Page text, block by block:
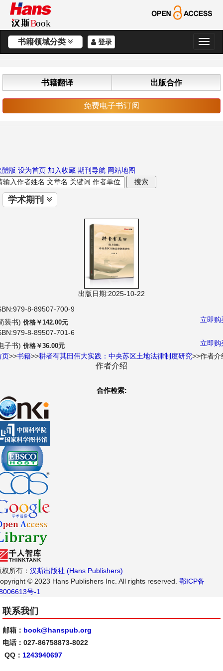
书籍领域分类 登录
切
换
航
书籍翻译 出版合作
免费电子书订阅
體版 设为首页 加入收藏 期刊导航 网站地图
学术期刊
出版日期:2025-10-22
8-89507-700-9
装书) 价格￥142.00元
立即购
8-89507-701-6
子书) 价格￥36.00元
立即购
页>>书籍>>耕者有其田伟大实践：中央苏区土地法律制度研究>>作者介
作者介绍
合作检索:
权所有： 汉斯出版社 (Hans Publishers)
© 2023 Hans Publishers Inc. All rights reserved. 鄂ICP备
号-1
联系我们
邮箱： book@hanspub.org
电话：027-86758873-8022
QQ： 1243940697